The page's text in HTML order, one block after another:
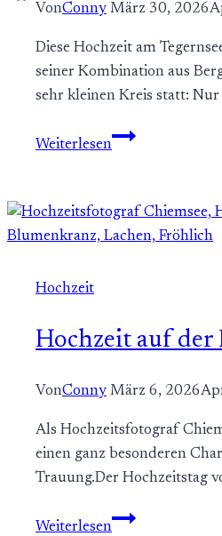
VonConny März 30, 2026
Diese Hochzeit am
seiner Kombination aus
sehr kleinen Kreis statt: Nur
Weiterlesen
Hochzeit
–
intime
Hochzeit
Hochzeit auf der
VonConny März 6, 2026
Als Hochzeitsfotograf
einen ganz besonderen
Trauung.Der Hochzeitstag
Weiterlesen
Hochzeit